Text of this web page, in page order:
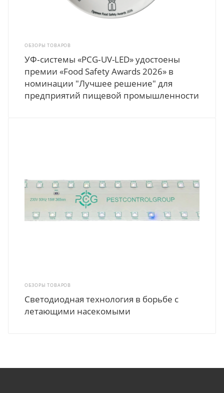
ОБЗОРЫ ТОВАРОВ
УФ‑системы «PCG‑UV-LED» удостоены
премии «Food Safety Awards 2026» в
номинации "Лучшее решение" для
предприятий пищевой промышленности
ОБЗОРЫ ТОВАРОВ
Светодиодная технология в борьбе с
летающими насекомыми